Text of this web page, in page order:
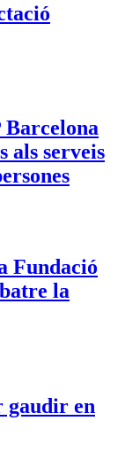
Barcelona
als serveis
Fundació
la
gaudir en